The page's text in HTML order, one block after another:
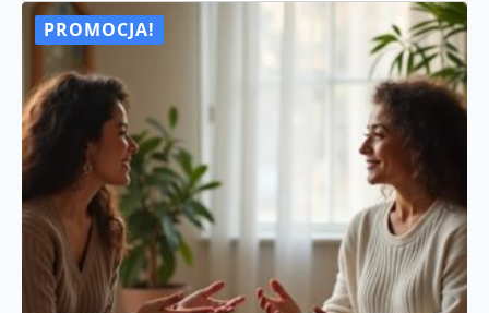
PROMOCJA!